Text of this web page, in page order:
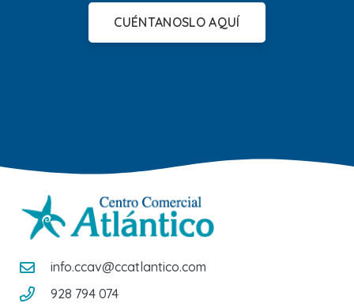
CUÉNTANOSLO AQUÍ
info.ccav@ccatlantico.com
928 794 074